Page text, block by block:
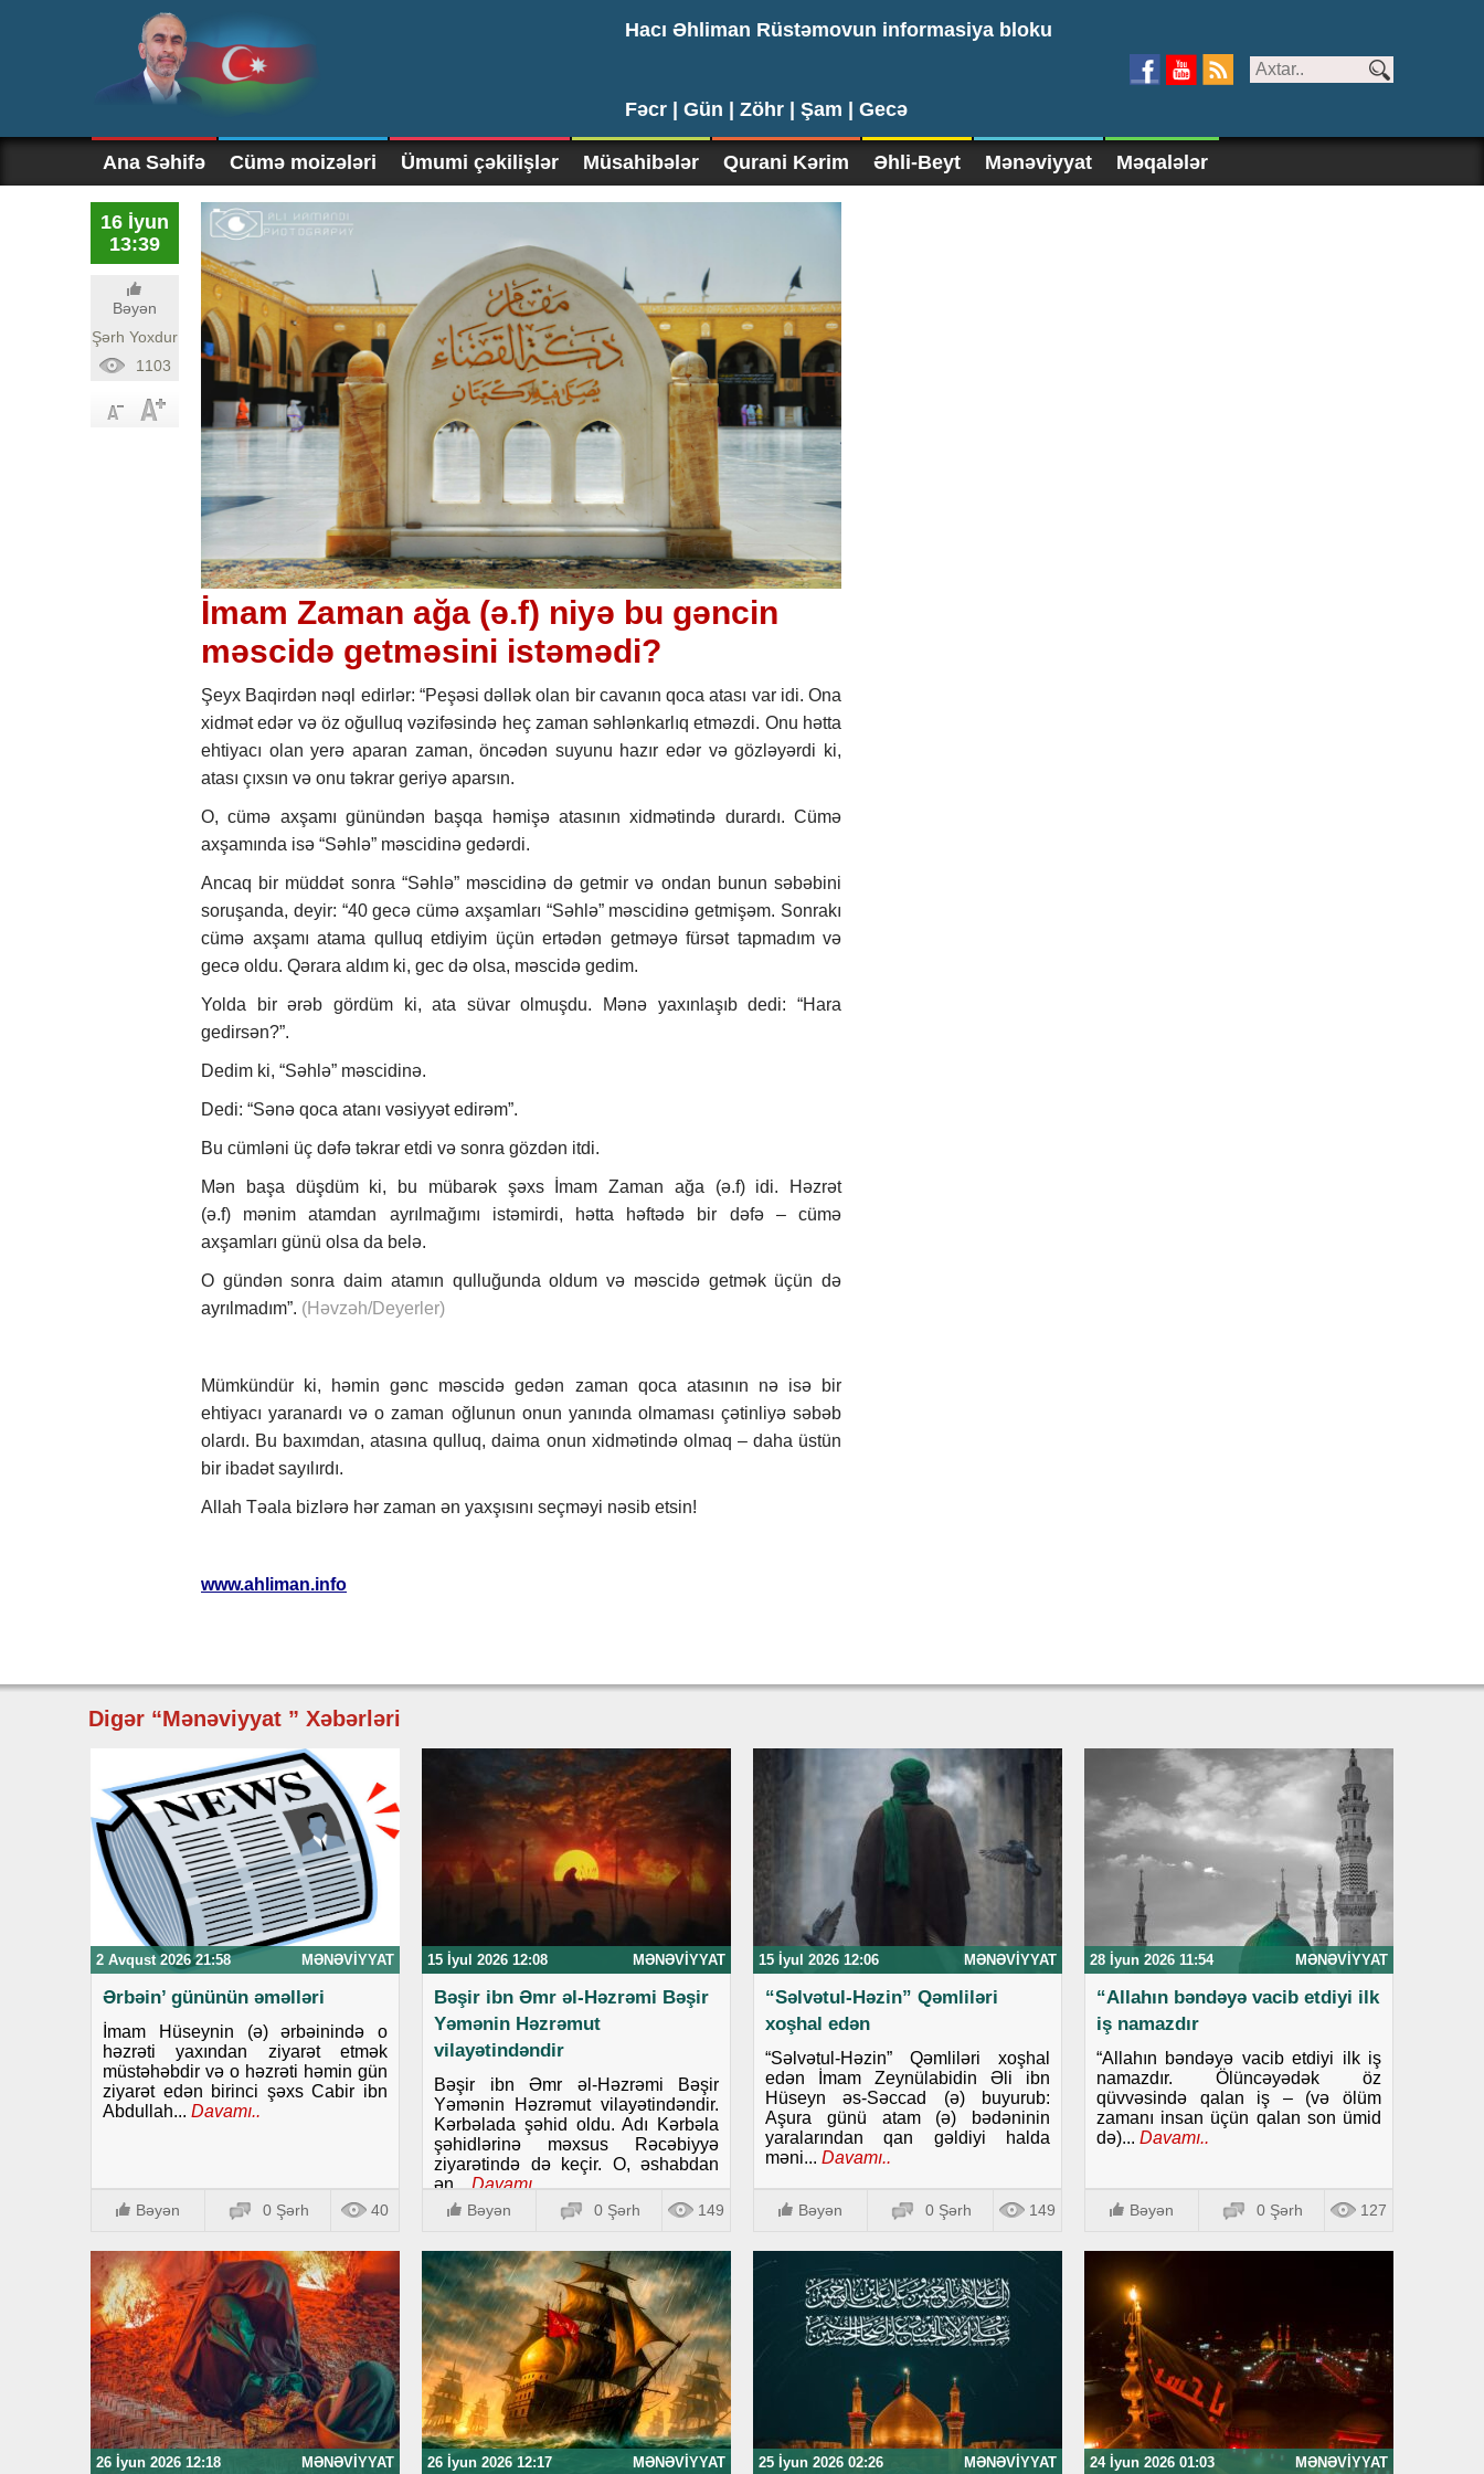
Hacı Əhliman Rüstəmovun informasiya bloku
Fəcr | Gün | Zöhr | Şam | Gecə
Ana Səhifə Cümə moizələri Ümumi çəkilişlər Müsahibələr Qurani Kərim Əhli-Beyt Mənəviyyat Məqalələr
16 İyun
13:39
Bəyən
Şərh Yoxdur
1103
İmam Zaman ağa (ə.f) niyə bu gəncin
məscidə getməsini istəmədi?
Şeyx Baqirdən nəql edirlər: “Peşəsi dəllək olan bir cavanın qoca atası var idi. Ona
xidmət edər və öz oğulluq vəzifəsində heç zaman səhlənkarlıq etməzdi. Onu hətta
ehtiyacı olan yerə aparan zaman, öncədən suyunu hazır edər və gözləyərdi ki,
atası çıxsın və onu təkrar geriyə aparsın.
O, cümə axşamı günündən başqa həmişə atasının xidmətində durardı. Cümə
axşamında isə “Səhlə” məscidinə gedərdi.
Ancaq bir müddət sonra “Səhlə” məscidinə də getmir və ondan bunun səbəbini
soruşanda, deyir: “40 gecə cümə axşamları “Səhlə” məscidinə getmişəm. Sonrakı
cümə axşamı atama qulluq etdiyim üçün ertədən getməyə fürsət tapmadım və
gecə oldu. Qərara aldım ki, gec də olsa, məscidə gedim.
Yolda bir ərəb gördüm ki, ata süvar olmuşdu. Mənə yaxınlaşıb dedi: “Hara
gedirsən?”.
Dedim ki, “Səhlə” məscidinə.
Dedi: “Sənə qoca atanı vəsiyyət edirəm”.
Bu cümləni üç dəfə təkrar etdi və sonra gözdən itdi.
Mən başa düşdüm ki, bu mübarək şəxs İmam Zaman ağa (ə.f) idi. Həzrət
(ə.f) mənim atamdan ayrılmağımı istəmirdi, hətta həftədə bir dəfə – cümə
axşamları günü olsa da belə.
O gündən sonra daim atamın qulluğunda oldum və məscidə getmək üçün də
ayrılmadım”. (Həvzəh/Deyerler)
Mümkündür ki, həmin gənc məscidə gedən zaman qoca atasının nə isə bir
ehtiyacı yaranardı və o zaman oğlunun onun yanında olmaması çətinliyə səbəb
olardı. Bu baxımdan, atasına qulluq, daima onun xidmətində olmaq – daha üstün
bir ibadət sayılırdı.
Allah Təala bizlərə hər zaman ən yaxşısını seçməyi nəsib etsin!
www.ahliman.info
Digər “Mənəviyyat ” Xəbərləri
2 Avqust 2026 21:58 MƏNƏVIYYAT
Ərbəin’ gününün əməlləri
İmam Hüseynin (ə) ərbəinində o
həzrəti yaxından ziyarət etmək
müstəhəbdir və o həzrəti həmin gün
ziyarət edən birinci şəxs Cabir ibn
Abdullah... Davamı..
Bəyən 0 Şərh 40
15 İyul 2026 12:08 MƏNƏVIYYAT
Bəşir ibn Əmr əl-Həzrəmi Bəşir
Yəmənin Həzrəmut
vilayətindəndir
Bəşir ibn Əmr əl-Həzrəmi Bəşir
Yəmənin Həzrəmut vilayətindəndir.
Kərbəlada şəhid oldu. Adı Kərbəla
şəhidlərinə məxsus Rəcəbiyyə
ziyarətində də keçir. O, əshabdan
ən...Davamı..
Bəyən 0 Şərh 149
15 İyul 2026 12:06 MƏNƏVIYYAT
“Səlvətul-Həzin” Qəmliləri
xoşhal edən
“Səlvətul-Həzin” Qəmliləri xoşhal
edən İmam Zeynülabidin Əli ibn
Hüseyn əs-Səccad (ə) buyurub:
Aşura günü atam (ə) bədəninin
yaralarından qan gəldiyi halda
məni... Davamı..
Bəyən 0 Şərh 149
28 İyun 2026 11:54 MƏNƏVIYYAT
“Allahın bəndəyə vacib etdiyi ilk
iş namazdır
“Allahın bəndəyə vacib etdiyi ilk iş
namazdır. Ölüncəyədək öz
qüvvəsində qalan iş – (və ölüm
zamanı insan üçün qalan son ümid
də)... Davamı..
Bəyən 0 Şərh 127
26 İyun 2026 12:18 MƏNƏVIYYAT 26 İyun 2026 12:17 MƏNƏVIYYAT 25 İyun 2026 02:26 MƏNƏVIYYAT 24 İyun 2026 01:03 MƏNƏVIYYAT